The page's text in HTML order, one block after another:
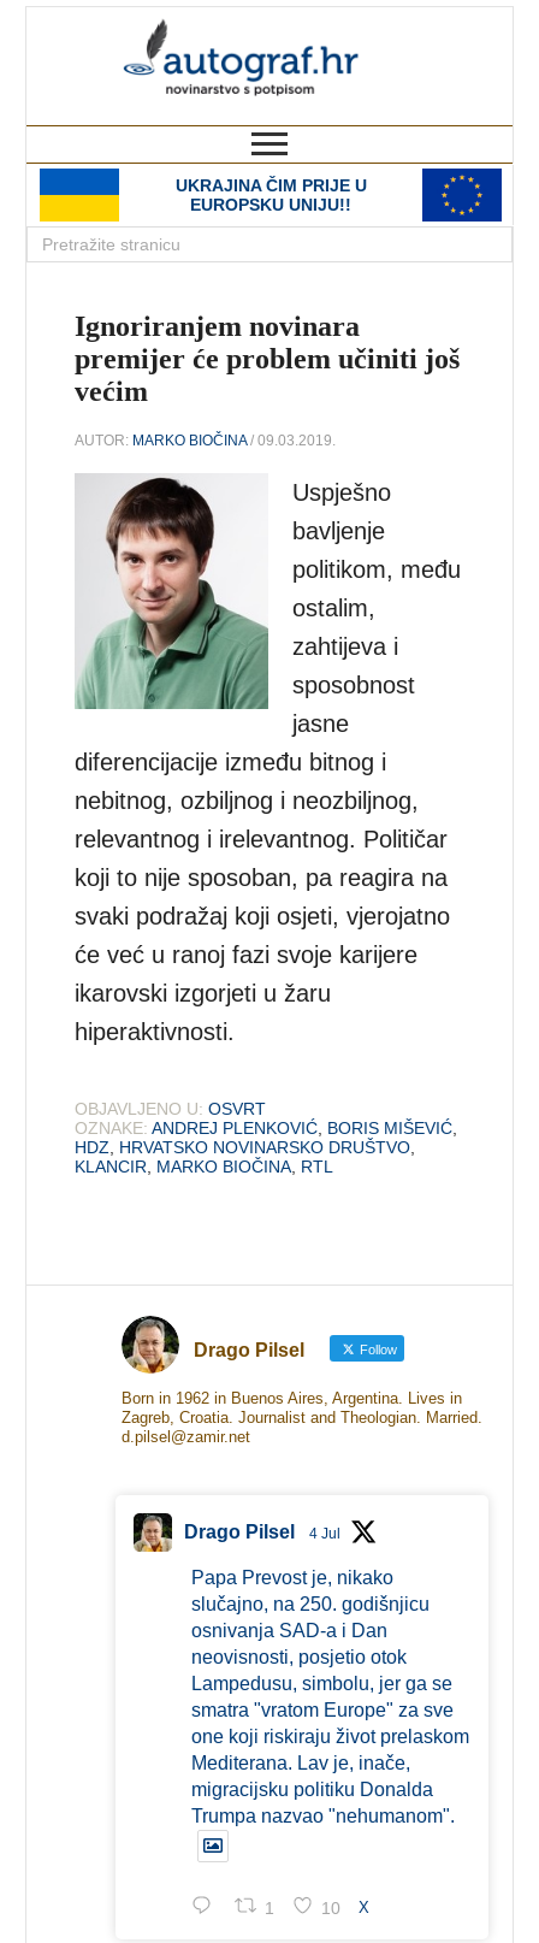
UKRAJINA ČIM PRIJE U
EUROPSKU UNIJU!!
Ignoriranjem novinara
premijer će problem učiniti još
većim
AUTOR: MARKO BIOČINA/ 09.03.2019.
Uspješno
bavljenje
politikom, među
ostalim,
zahtijeva i
sposobnost
jasne
diferencijacije između bitnog i
nebitnog, ozbiljnog i neozbiljnog,
relevantnog i irelevantnog. Političar
koji to nije sposoban, pa reagira na
svaki podražaj koji osjeti, vjerojatno
će već u ranoj fazi svoje karijere
ikarovski izgorjeti u žaru
hiperaktivnosti.
OBJAVLJENO U: OSVRT
OZNAKE: ANDREJ PLENKOVIĆ BORIS MIŠEVIĆ
HDZ
HRVATSKO NOVINARSKO DRUŠTVO
KLANCIR
MARKO BIOČINA RTL
Drago Pilsel Follow
Born in 1962 in Buenos Aires, Argentina. Lives in
Zagreb, Croatia. Journalist and Theologian. Married.
d.pilsel@zamir.net
Drago Pilsel 4 Jul
Papa Prevost je, nikako
slučajno, na 250. godišnjicu
osnivanja SAD-a i Dan
neovisnosti, posjetio otok
Lampedusu, simbolu, jer ga se
smatra "vratom Europe" za sve
one koji riskiraju život prelaskom
Mediterana. Lav je, inače,
migracijsku politiku Donalda
Trumpa nazvao "nehumanom".
1 10 X